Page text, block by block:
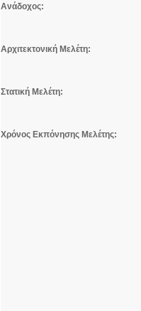
Ανάδοχος:
Αρχιτεκτονική Μελέτη:
Στατική Μελέτη:
Χρόνος Εκπόνησης Μελέτης: